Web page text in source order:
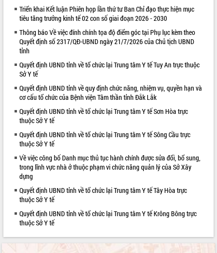
VIDEO
Hội nghị UBND tỉnh Đắk Lắk thường kỳ
tháng 7/2026
Lễ truy tặng danh hiệu “Bà Mẹ Việt
Nam Anh hùng” và trao Huân chương
Lao động
UBND tỉnh Đắk Lắk triển khai nhiệm
vụ 6 tháng cuối năm 2026
Kỳ họp thứ Hai, Hội đồng nhân dân
quan trọng
ALBUM ẢNH
Triển khai Kết luận Phiên họp lần thứ tư Ban Chỉ đạo thực hiện mục
tiêu tăng trưởng kinh tế 02 con số giai đoạn 2026 - 2030
Thông báo Về việc đính chính tọa độ điểm góc tại Phụ lục kèm theo
Quyết định số 2317/QĐ-UBND ngày 21/7/2026 của Chủ tịch UBND
tỉnh
Quyết định UBND tỉnh về tổ chức lại Trung tâm Y tế Tuy An trực thuộc
Sở Y tế
Quyết định UBND tỉnh về quy định chức năng, nhiệm vụ, quyền hạn và
cơ cấu tổ chức của Bệnh viện Tâm thần tỉnh Đắk Lắk
Quyết định UBND tỉnh về tổ chức lại Trung tâm Y tế Sơn Hòa trực
thuộc Sở Y tế
Quyết định UBND tỉnh về tổ chức lại Trung tâm Y tế Sông Cầu trực
thuộc Sở Y tế
Về việc công bố Danh mục thủ tục hành chính được sửa đổi, bổ sung,
trong lĩnh vực nhà ở thuộc phạm vi chức năng quản lý của Sở Xây
dựng
Quyết định UBND tỉnh về tổ chức lại Trung tâm Y tế Tây Hòa trực
thuộc Sở Y tế
Quyết định UBND tỉnh về tổ chức lại Trung tâm Y tế Krông Bông trực
thuộc Sở Y tế